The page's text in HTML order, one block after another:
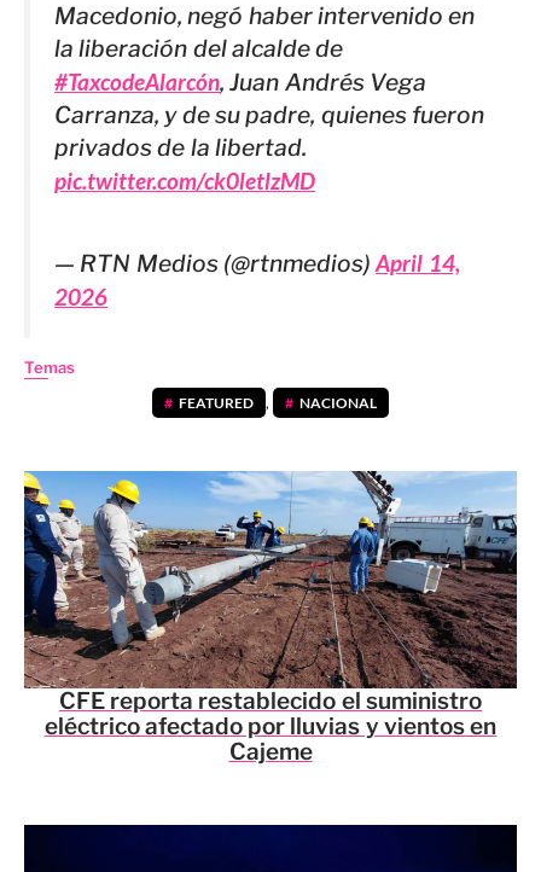
Macedonio, negó haber intervenido en
la liberación del alcalde de
#TaxcodeAlarcón, Juan Andrés Vega
Carranza, y de su padre, quienes fueron
privados de la libertad.
pic.twitter.com/ck0letlzMD
— RTN Medios (@rtnmedios)April 14,
2026
Temas
FEATURED , NACIONAL
CFE reporta restablecido el suministro
eléctrico afectado por lluvias y vientos en
Cajeme